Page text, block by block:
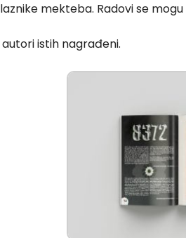
mekteba. Radovi se
istih nagrađeni.